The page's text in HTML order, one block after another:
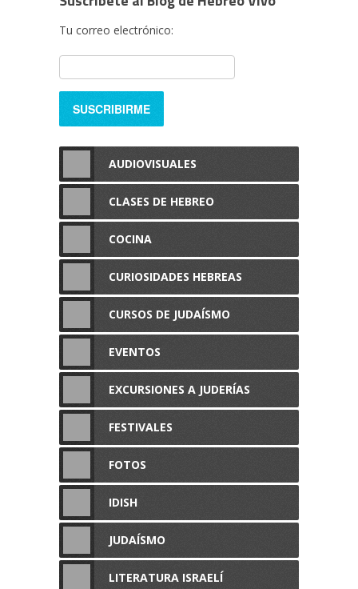
Tu correo electrónico:
AUDIOVISUALES
CLASES DE HEBREO
COCINA
CURIOSIDADES HEBREAS
CURSOS DE JUDAÍSMO
EVENTOS
EXCURSIONES A JUDERÍAS
FESTIVALES
FOTOS
IDISH
JUDAÍSMO
LITERATURA ISRAELÍ